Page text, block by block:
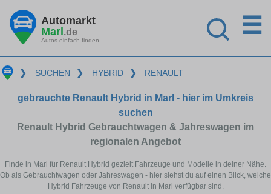
Automarkt
Marl.de
Autos einfach finden
☰
❯ SUCHEN ❯ HYBRID ❯ RENAULT
gebrauchte Renault Hybrid in Marl - hier im Umkreis
suchen
Renault Hybrid Gebrauchtwagen & Jahreswagen im
regionalen Angebot
Finde in Marl für Renault Hybrid gezielt Fahrzeuge und Modelle in deiner Nähe.
Ob als Gebrauchtwagen oder Jahreswagen - hier siehst du auf einen Blick, welche
Hybrid Fahrzeuge von Renault in Marl verfügbar sind.